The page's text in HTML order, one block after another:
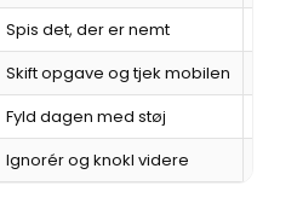
Spis det, der er nemt
Skift opgave og tjek mobilen
Fyld dagen med støj
Ignorér og knokl videre